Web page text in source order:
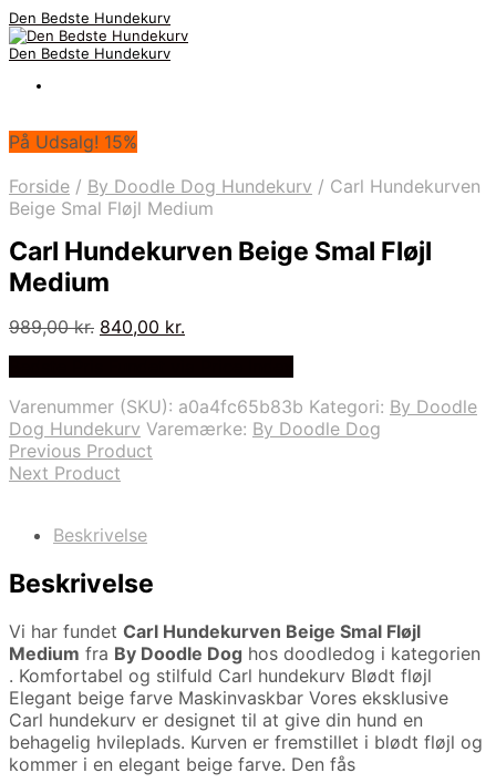
Den Bedste Hundekurv
Den Bedste Hundekurv
På Udsalg! 15%
Forside / By Doodle Dog Hundekurv / Carl Hundekurven
Beige Smal Fløjl Medium
Carl Hundekurven Beige Smal Fløjl
Medium
989,00kr. Den
989,00 kr..
840,00 kr.
840,00 kr..
Varenummer (SKU): a0a4fc65b83b Kategori: By Doodle
Dog Hundekurv Varemærke: By Doodle Dog
Previous Product
Next Product
Beskrivelse
Beskrivelse
Vi har fundet Carl Hundekurven Beige Smal Fløjl
Medium fra By Doodle Dog hos doodledog i kategorien
. Komfortabel og stilfuld Carl hundekurv Blødt fløjl
Elegant beige farve Maskinvaskbar Vores eksklusive
Carl hundekurv er designet til at give din hund en
behagelig hvileplads. Kurven er fremstillet i blødt fløjl og
kommer i en elegant beige farve. Den fås